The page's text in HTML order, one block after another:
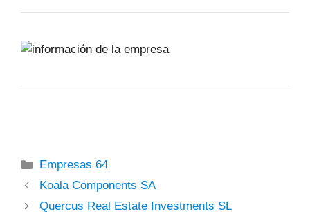
Categorías
Empresas 64
Koala Components SA
Quercus Real Estate Investments SL